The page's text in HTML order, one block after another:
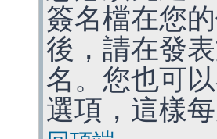
簽名檔在您
後，請在發
名。您也可
選項，這樣